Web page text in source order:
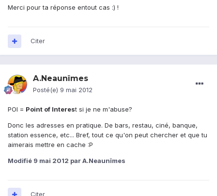
Merci pour ta réponse entout cas :) !
Citer
A.Neaunîmes
Posté(e) 9 mai 2012
POI = Point of Interest si je ne m'abuse?
Donc les adresses en pratique. De bars, restau, ciné, banque,
station essence, etc... Bref, tout ce qu'on peut chercher et que tu
aimerais mettre en cache :P
Modifié 9 mai 2012 par A.Neaunîmes
Citer